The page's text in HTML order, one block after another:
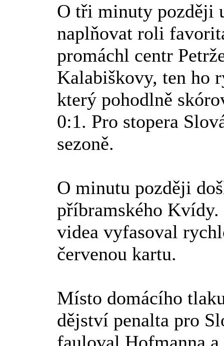
O tři minuty později
naplňovat roli
promáchl centr
Kalabiškovy, ten ho
který pohodlně
0:1. Pro stopera
sezoně.
O minutu později
příbramského
videa vyfasoval
červenou kartu.
Místo domácího
dějství penalta pro